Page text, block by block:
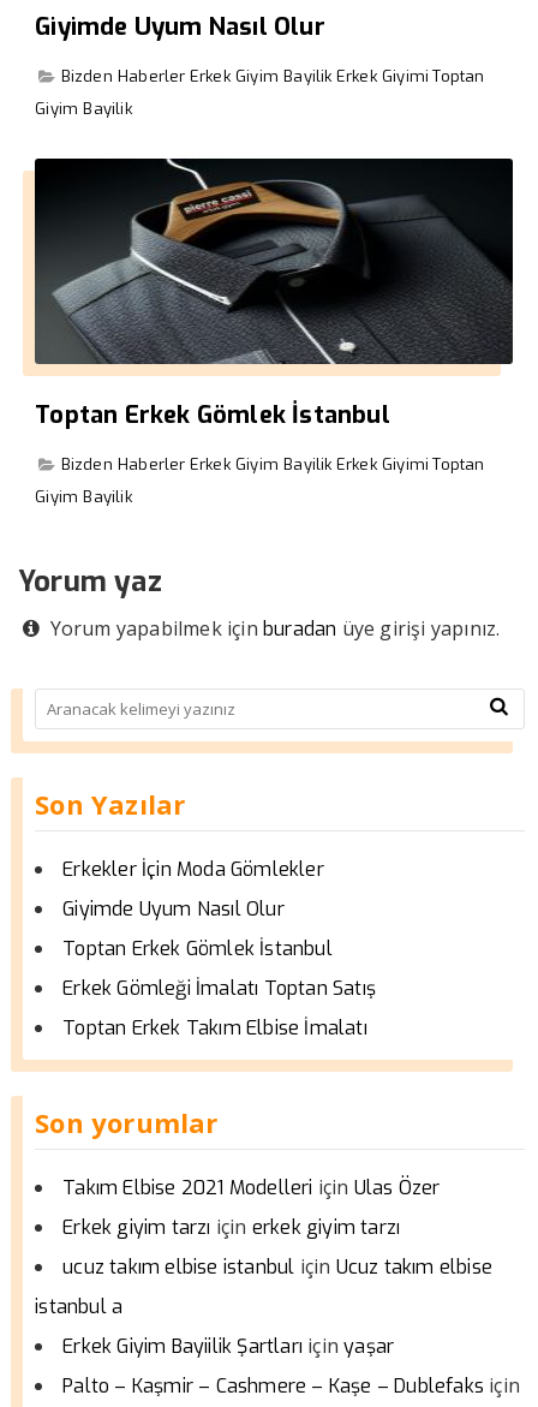
Giyimde Uyum Nasıl Olur
Bizden Haberler Erkek Giyim Bayilik Erkek Giyimi Toptan
Giyim Bayilik
Toptan Erkek Gömlek İstanbul
Bizden Haberler Erkek Giyim Bayilik Erkek Giyimi Toptan
Giyim Bayilik
Yorum yaz
Yorum yapabilmek için buradan üye girişi yapınız.
Son Yazılar
Erkekler İçin Moda Gömlekler
Giyimde Uyum Nasıl Olur
Toptan Erkek Gömlek İstanbul
Erkek Gömleği İmalatı Toptan Satış
Toptan Erkek Takım Elbise İmalatı
Son yorumlar
Takım Elbise 2021 Modelleri için Ulas Özer
Erkek giyim tarzı için erkek giyim tarzı
ucuz takım elbise istanbul için Ucuz takım elbise
istanbul a
Erkek Giyim Bayiilik Şartları içinyaşar
Palto – Kaşmir – Cashmere – Kaşe – Dublefaks için